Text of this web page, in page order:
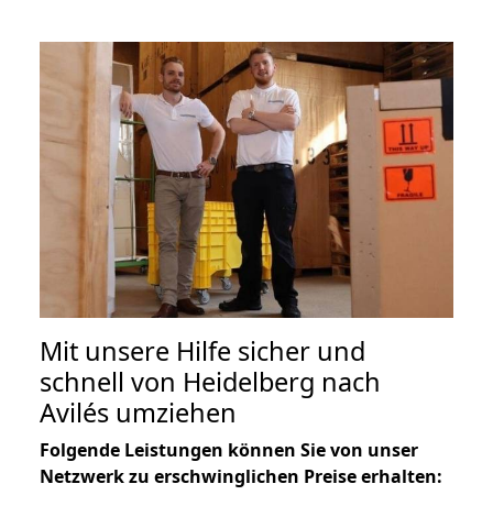
Mit unsere Hilfe sicher und
schnell von Heidelberg nach
Avilés umziehen
Folgende Leistungen können Sie von unser
Netzwerk zu erschwinglichen Preise erhalten: